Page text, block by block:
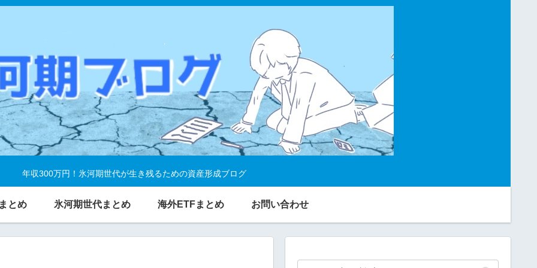
年収300万円！氷河期世代が生き残るための資産形成ブログ
とめ 氷河期世代まとめ 海外ETFまとめ お問い合わせ